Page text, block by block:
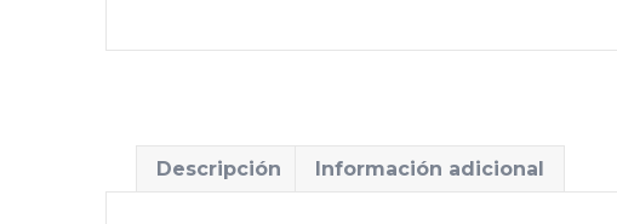
Descripción Información adicional